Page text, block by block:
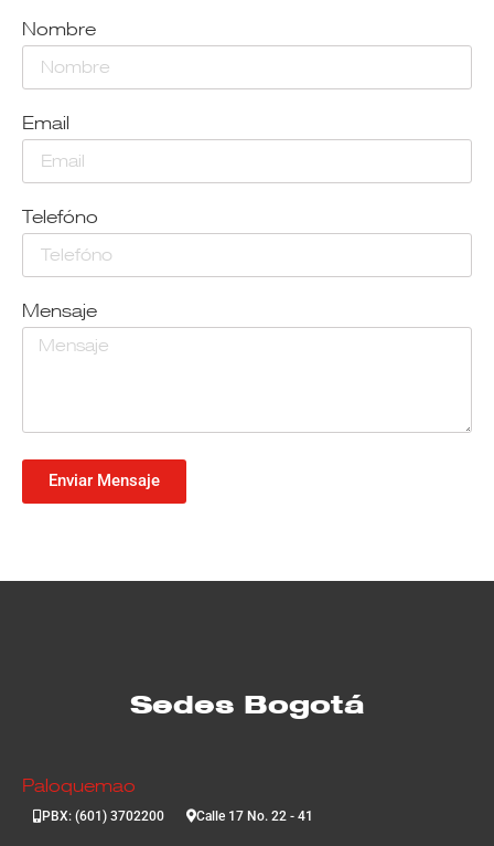
Nombre
Email
Telefóno
Mensaje
Enviar Mensaje
Sedes Bogotá
Paloquemao
PBX: (601) 3702200 Calle 17 No. 22 - 41